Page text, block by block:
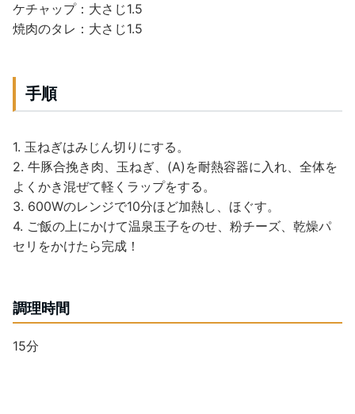
ケチャップ：大さじ1.5
焼肉のタレ：大さじ1.5
手順
1. 玉ねぎはみじん切りにする。
2. 牛豚合挽き肉、玉ねぎ、(A)を耐熱容器に入れ、全体を
よくかき混ぜて軽くラップをする。
3. 600Wのレンジで10分ほど加熱し、ほぐす。
4. ご飯の上にかけて温泉玉子をのせ、粉チーズ、乾燥パ
セリをかけたら完成！
調理時間
15分